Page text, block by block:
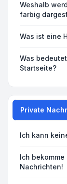
Weshalb
farbig
Was ist eine
Was
Startseite?
Private
Ich kann
Ich
Nachrichten!